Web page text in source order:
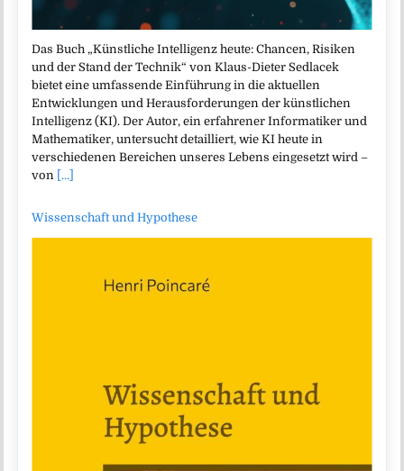
Das Buch „Künstliche Intelligenz heute: Chancen, Risiken
und der Stand der Technik“ von Klaus-Dieter Sedlacek
bietet eine umfassende Einführung in die aktuellen
Entwicklungen und Herausforderungen der künstlichen
Intelligenz (KI). Der Autor, ein erfahrener Informatiker und
Mathematiker, untersucht detailliert, wie KI heute in
verschiedenen Bereichen unseres Lebens eingesetzt wird –
von [...]
Wissenschaft und Hypothese